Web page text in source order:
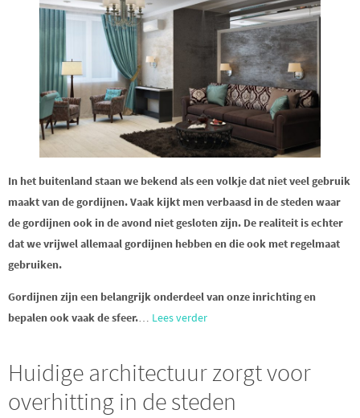
In het buitenland staan we bekend als een volkje dat niet veel gebruik
maakt van de gordijnen. Vaak kijkt men verbaasd in de steden waar
de gordijnen ook in de avond niet gesloten zijn. De realiteit is echter
dat we vrijwel allemaal gordijnen hebben en die ook met regelmaat
gebruiken.
Gordijnen zijn een belangrijk onderdeel van onze inrichting en
bepalen ook vaak de sfeer.… Lees verder
Huidige architectuur zorgt voor
overhitting in de steden